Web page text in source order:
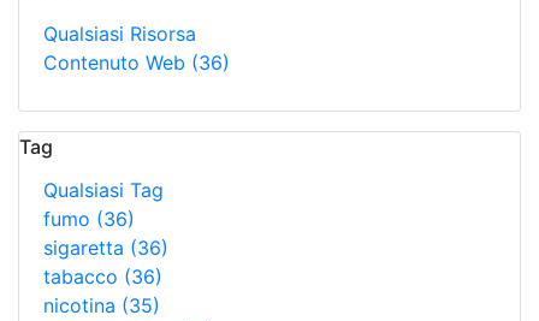
Qualsiasi Risorsa
Contenuto Web (36)
Tag
Qualsiasi Tag
fumo (36)
sigaretta (36)
tabacco (36)
nicotina (35)